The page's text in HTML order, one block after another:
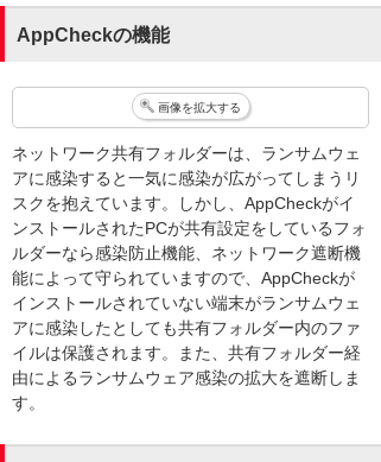
AppCheckの機能
画像を拡大する
ネットワーク共有フォルダーは、ランサムウェ
アに感染すると一気に感染が広がってしまうリ
スクを抱えています。しかし、AppCheckがイ
ンストールされたPCが共有設定をしているフォ
ルダーなら感染防止機能、ネットワーク遮断機
能によって守られていますので、AppCheckが
インストールされていない端末がランサムウェ
アに感染したとしても共有フォルダー内のファ
イルは保護されます。また、共有フォルダー経
由によるランサムウェア感染の拡大を遮断しま
す。